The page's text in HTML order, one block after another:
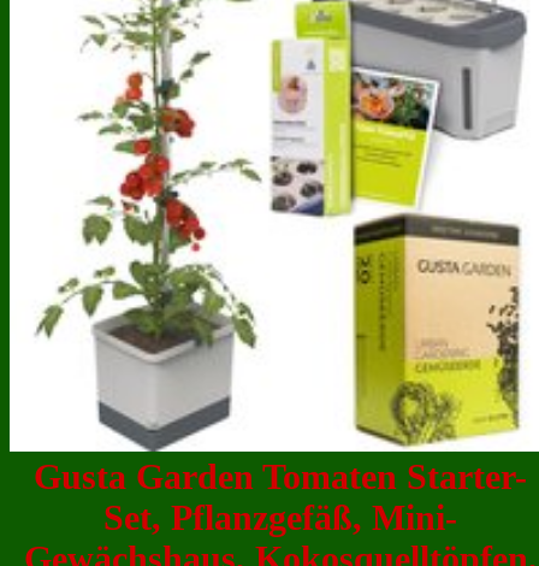
Gusta Garden Tomaten Starter-
Set, Pflanzgefäß, Mini-
Gewächshaus, Kokosquelltöpfen,